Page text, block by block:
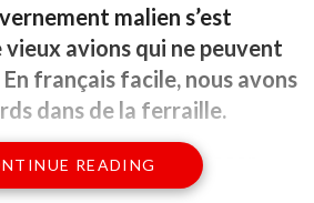
malien s’est
avions qui ne peuvent
français facile, nous avons
dans de la ferraille.
été floués ou se poser
que tentative de noyer le
READING